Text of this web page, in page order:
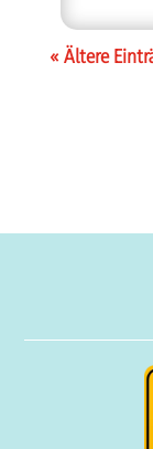
« Ältere